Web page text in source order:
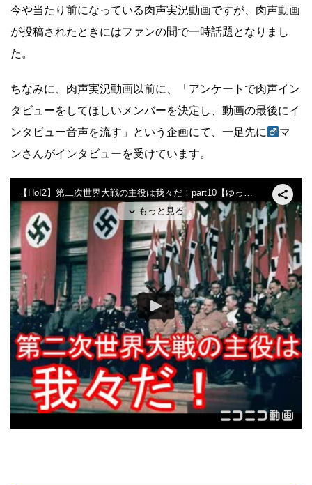
今や当たり前になっている肉声実況動画ですが、肉声動画
が投稿されたときにはファンの間で一時話題となりまし
た。
ちなみに、肉声実況動画以前に、「アンケートで肉声イン
タビューをしてほしいメンバーを決定し、動画の最後にイ
ンタビュー音声を流す」という企画にて、一足先に
マ
ンさんがインタビューを受けています。